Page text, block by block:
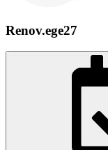
Renov.ege27